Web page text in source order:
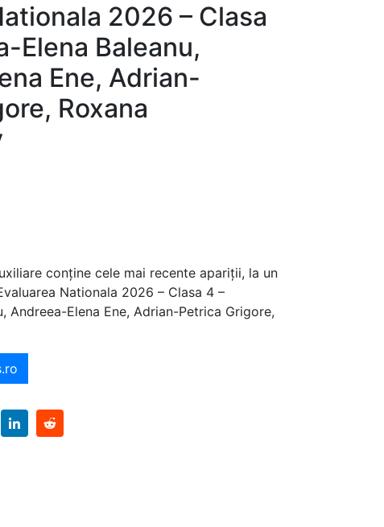
2026 – Clasa
Elena Baleanu,
Ene, Adrian-
Roxana
conține cele mai recente apariții, la un
Nationala 2026 – Clasa 4 –
Andreea-Elena Ene, Adrian-Petrica Grigore,